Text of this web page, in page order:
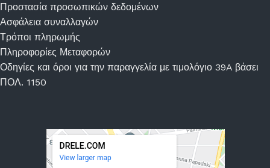
Προστασία προσωπικών δεδομένων
Ασφάλεια συναλλαγών
Τρόποι πληρωμής
Πληροφορίες Μεταφορών
Οδηγίες και όροι για την παραγγελία με τιμολόγιο 39A βάσει
ΠΟΛ. 1150